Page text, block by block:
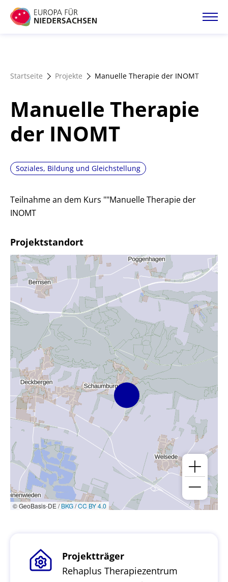
Direkt
zum
Förderangebote
Startseite Projekte Manuelle Therapie der INOMT
Manuelle Therapie
der INOMT
Soziales, Bildung und Gleichstellung
Teilnahme an dem Kurs ""Manuelle Therapie der
INOMT
Projektstandort
© GeoBasis-DE /BKG/CC BY 4.0
Projektträger
Rehaplus Therapiezentrum